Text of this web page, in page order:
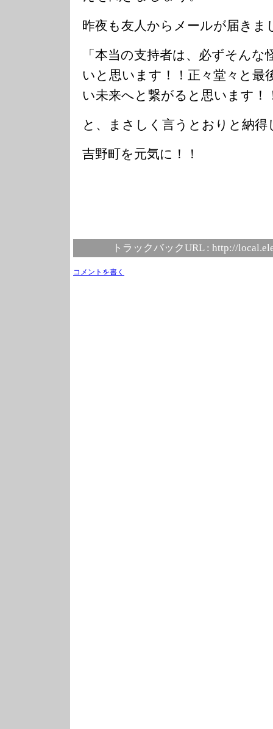
昨夜も友人からメールが届きま
「本当の支持者は、必ずそん
いと思います！！正々堂々と最
い未来へと繋がると思います！
と、まさしく言うとおりと納得
吉野町を元気に！！
トラックバックURL : http://
コメントを書く